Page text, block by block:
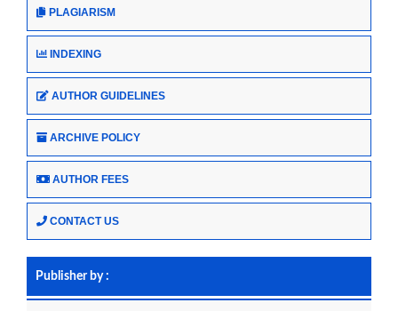
PLAGIARISM
INDEXING
AUTHOR GUIDELINES
ARCHIVE POLICY
AUTHOR FEES
CONTACT US
Publisher by :